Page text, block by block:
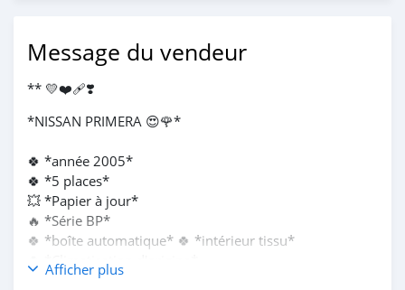
Message du vendeur
** 💛❤‍🩹❣️
*NISSAN PRIMERA 😍🌹*
🍀 *année 2005*
🍀 *5 places*
💥 *Papier à jour*
🔥 *Série BP*
🍀 *boîte automatique* 🍀 *intérieur tissu*
🍀 *Climatisation d'origine*
🍀 *MOTEUR 4 cylindres*
Afficher plus